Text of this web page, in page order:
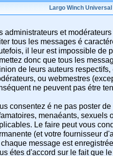
Largo Winch
administrateurs et
tous les messages é
il leur est impossible de
donc que tous les
de leurs auteurs
ou webmestres
ne peuvent pas étre
consentez é ne pas poster
menaéants, sexuels
Le faire peut vous
(et votre fournisseur
message est
étes d'accord sur le fait que